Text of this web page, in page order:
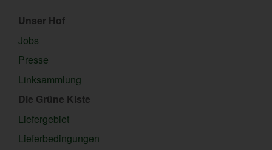
Unser Hof
Jobs
Presse
Linksammlung
Die Grüne Kiste
Liefergebiet
Lieferbedingungen